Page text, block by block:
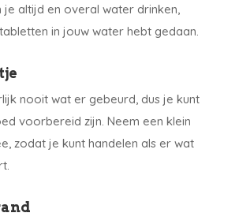
je altijd en overal water drinken,
in jouw water hebt gedaan.
nooit wat er gebeurd, dus je kunt
voorbereid zijn. Neem een klein
zodat je kunt handelen als er wat